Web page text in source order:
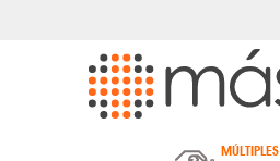
MÚLTIPLES